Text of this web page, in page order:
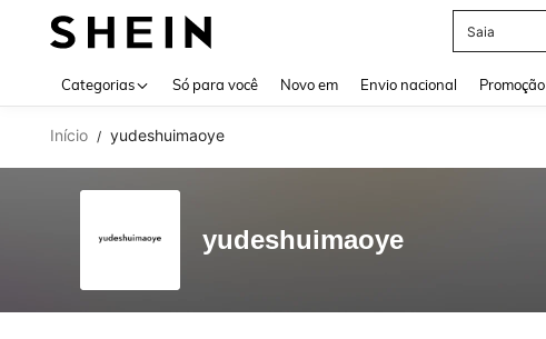
Saia
Categorias Só para você Novo em Envio nacional Promoção
Início / yudeshuimaoye
yudeshuimaoye